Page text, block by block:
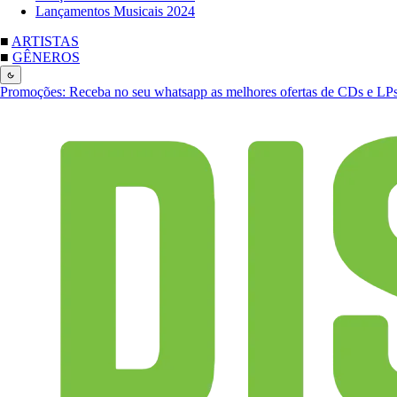
Lançamentos Musicais 2024
■ ARTISTAS
■ GÊNEROS
Promoções: Receba no seu whatsapp as melhores ofertas de CDs e